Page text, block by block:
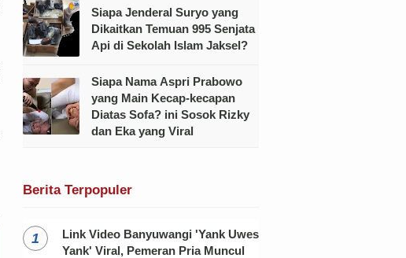
Siapa Jenderal Suryo yang
Dikaitkan Temuan 995 Senjata
Api di Sekolah Islam Jaksel?
Siapa Nama Aspri Prabowo
yang Main Kecap-kecapan
Diatas Sofa? ini Sosok Rizky
dan Eka yang Viral
Berita Terpopuler
Link Video Banyuwangi 'Yank Uwes
Yank' Viral, Pemeran Pria Muncul